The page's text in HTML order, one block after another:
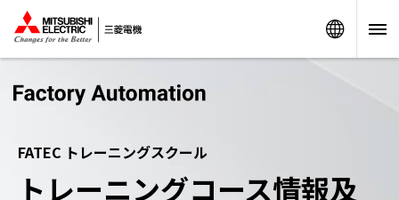
FATEC トレーニングスクール
トレーニングコース情報及